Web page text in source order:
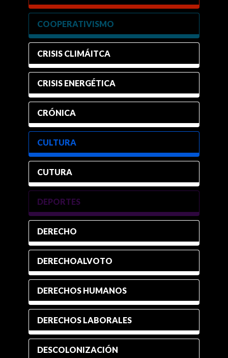
COOPERATIVISMO
CRISIS CLIMÁITCA
CRISIS ENERGÉTICA
CRÓNICA
CULTURA
CUTURA
DEPORTES
DERECHO
DERECHOALVOTO
DERECHOS HUMANOS
DERECHOS LABORALES
DESCOLONIZACIÓN